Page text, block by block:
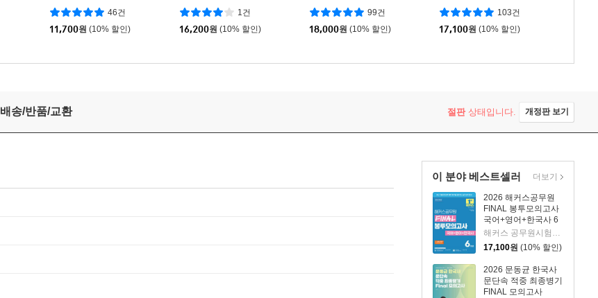
46건
11,700원 (10% 할인)
1건
16,200원 (10% 할인)
기)
99건
18,000원 (10% 할인)
103건
17,100원 (10% 할인)
배송/반품/교환 절판상태입니다. 개정판 보기
이 분야 베스트셀러
2026 해커스공무원
FINAL 봉투모의고사
국어+영어+한국사 6
회분 (9급 공무원) 해커스 공무원시험연구소 편저
17,100원 (10% 할인)
2026 문동균 한국사
문단속 적중 최종병기
FINAL 모의고사
더보기